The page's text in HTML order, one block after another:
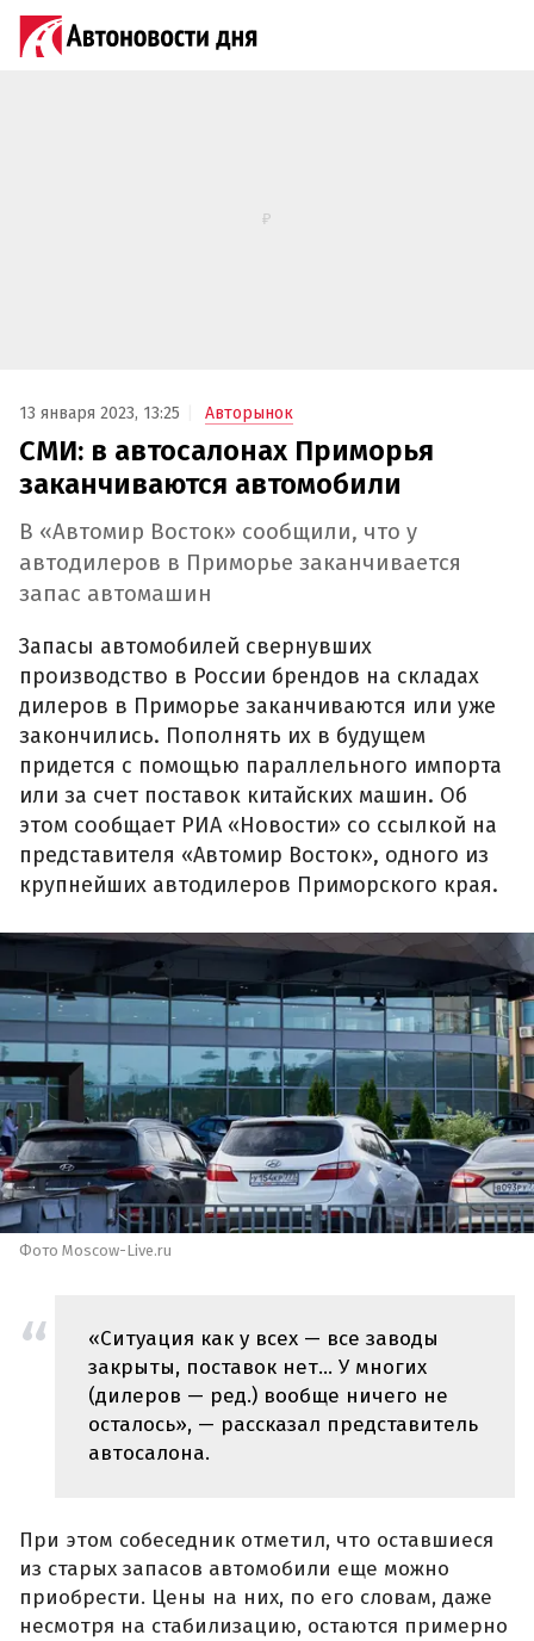
13 января 2023, 13:25 Авторынок
СМИ: в автосалонах Приморья
заканчиваются автомобили
В «Автомир Восток» сообщили, что у
автодилеров в Приморье заканчивается
запас автомашин
Запасы автомобилей свернувших
производство в России брендов на складах
дилеров в Приморье заканчиваются или уже
закончились. Пополнять их в будущем
придется с помощью параллельного импорта
или за счет поставок китайских машин. Об
этом сообщает РИА «Новости» со ссылкой на
представителя «Автомир Восток», одного из
крупнейших автодилеров Приморского края.
Фото Moscow-Live.ru
«Ситуация как у всех — все заводы
закрыты, поставок нет... У многих
(дилеров — ред.) вообще ничего не
осталось», — рассказал представитель
автосалона.
При этом собеседник отметил, что оставшиеся
из старых запасов автомобили еще можно
приобрести. Цены на них, по его словам, даже
несмотря на стабилизацию, остаются примерно